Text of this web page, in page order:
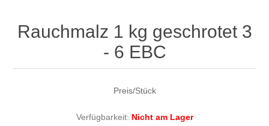
Rauchmalz 1 kg geschrotet 3
- 6 EBC
Preis/Stück
Verfügbarkeit: Nicht am Lager